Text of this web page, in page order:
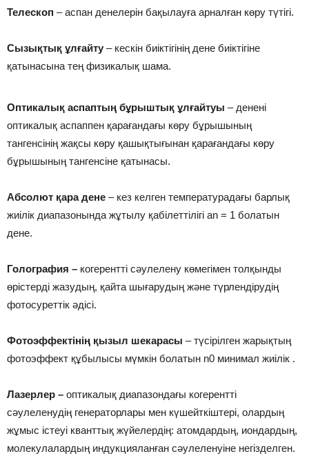
Те­лес­коп – аспан денелерін бақылауға арналған көру түтігі.
Сы­зық­тық ұл­ғайту – кескін биіктігінің дене биіктігіне
қатынасына тең физикалық шама.
Оп­ти­ка­лық ас­пап­тың бұ­рыш­тық ұл­ғайтуы – денені
оптикалық аспаппен қарағандағы көру бұрышының
тангенсінің жақсы көру қашықтығынан қарағандағы көру
бұрышының тангенсіне қатынасы.
Абсолют қара дене – кез келген температурадағы барлық
жиілік диапазонында жұтылу қабілеттілігі an = 1 болатын
дене.
Голография – когерентті сәулелену көмегімен толқынды
өрістерді жазудың, қайта шығарудың және түрлендірудің
фотосуреттік әдісі.
Фотоэффектінің қызыл шекарасы – түсірілген жарықтың
фотоэффект құбылысы мүмкін болатын n0 минимал жиілік .
Лазерлер – оптикалық диапазондағы когерентті
сәулеленудің генераторлары мен күшейткіштері, олардың
жұмыс істеуі кванттық жүйелердің: атомдардың, иондардың,
молекулалардың индукцияланған сәулеленуіне негізделген.